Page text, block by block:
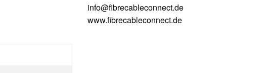
info@fibrecableconnect.de
www.fibrecableconnect.de